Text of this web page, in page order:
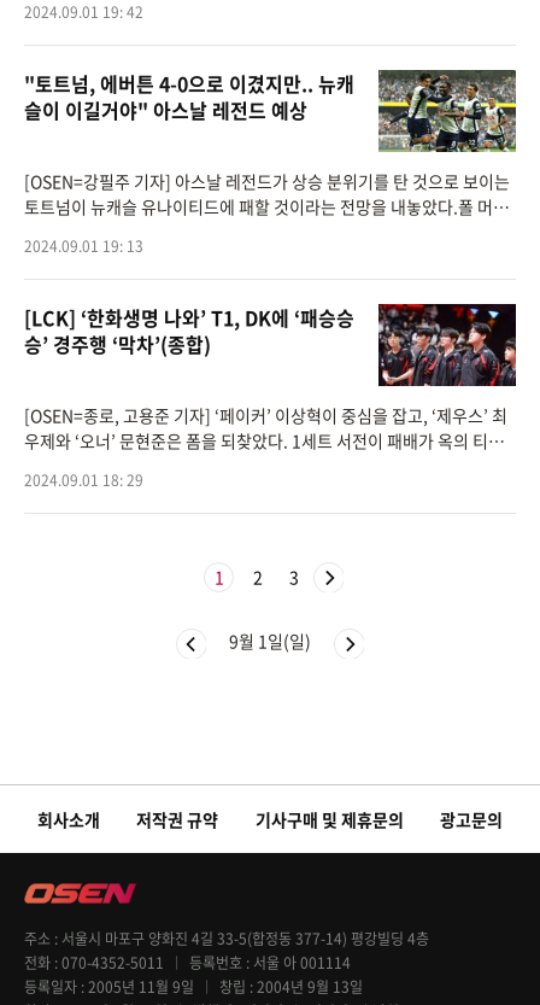
2024.09.01 19: 42
"토트넘, 에버튼 4-0으로 이겼지만.. 뉴캐
슬이 이길거야" 아스날 레전드 예상
[OSEN=강필주 기자] 아스날 레전드가 상승 분위기를 탄 것으로 보이는
토트넘이 뉴캐슬 유나이티드에 패할 것이라는 전망을 내놓았다.폴 머슨
뉴캐슬의 세인
2024.09.01 19: 13
[LCK] ‘한화생명 나와’ T1, DK에 ‘패승승
승’ 경주행 ‘막차’(종합)
[OSEN=종로, 고용준 기자] ‘페이커’ 이상혁이 중심을 잡고, ‘제우스’ 최
우제와 ‘오너’ 문현준은 폼을 되찾았다. 1세트 서전이 패배가 옥의 티였
2024.09.01 18: 29
1 2 3
9월 1일(일)
회사소개 저작권 규약 기사구매 및 제휴문의 광고문의
주소
서울시 마포구 양화진 4길 33-5(합정동 377-14) 평강빌딩 4층
전화 070-4352-5011 등록번호
서울 아 001114
등록일자 2005년 11월 9일 창립 2004년 9월 13일